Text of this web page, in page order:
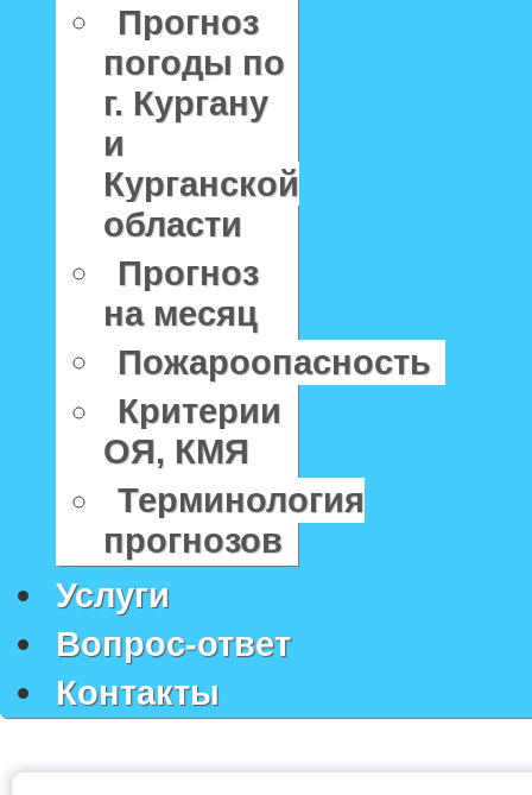
Прогноз
погоды по
г. Кургану
и
Курганской
области
Прогноз
на месяц
Пожароопасность
Критерии
ОЯ, КМЯ
Терминология
прогнозов
Услуги
Вопрос-ответ
Контакты